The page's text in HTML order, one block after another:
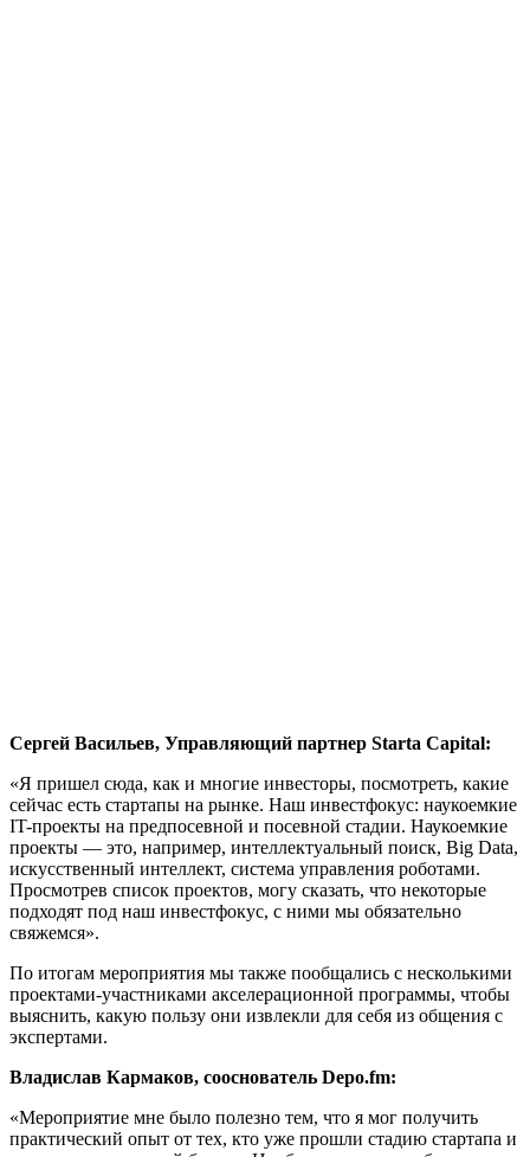
Сергей Васильев, Управляющий партнер Starta Capital:
«Я пришел сюда, как и многие инвесторы, посмотреть, какие
сейчас есть стартапы на рынке. Наш инвестфокус: наукоемкие
IT-проекты на предпосевной и посевной стадии. Наукоемкие
проекты — это, например, интеллектуальный поиск, Big Data,
искусственный интеллект, система управления роботами.
Просмотрев список проектов, могу сказать, что некоторые
подходят под наш инвестфокус, с ними мы обязательно
свяжемся».
По итогам мероприятия мы также пообщались с несколькими
проектами-участниками акселерационной программы, чтобы
выяснить, какую пользу они извлекли для себя из общения с
экспертами.
Владислав Кармаков, сооснователь Depo.fm:
«Мероприятие мне было полезно тем, что я мог получить
практический опыт от тех, кто уже прошли стадию стартапа и